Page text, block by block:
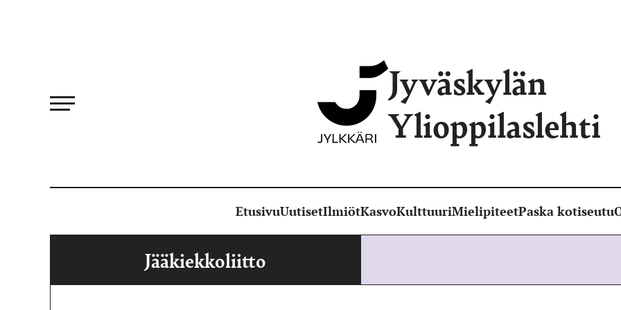
Jyväskylän
Ylioppilaslehti
EtusivuUutisetIlmiötKasvoKulttuuriMielipiteetPaska kotiseutu
Jääkiekkoliitto